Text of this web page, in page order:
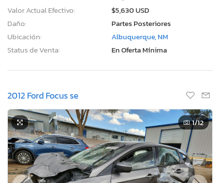
Valor Actual Efectivo:
$5,630 USD
Daño:
Partes Posteriores
Ubicación:
Albuquerque, NM
Status de Venta:
En Oferta Mínima
2012 Ford Focus se
1/12